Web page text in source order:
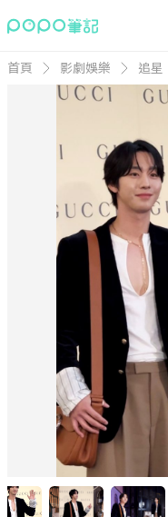
首頁 影劇娛樂 追星